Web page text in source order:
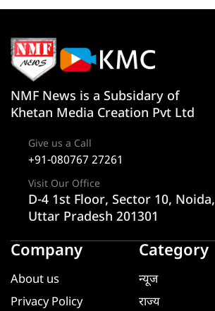
NMF News is a Subsidary of
Khetan Media Creation Pvt Ltd
Give us a Call
+91-080767 27261
Visit Our Office
D-4 1st Floor, Sector 10, Noida,
Uttar Pradesh 201301
Company
About us
Privacy Policy
Category
न्यूज
राज्य